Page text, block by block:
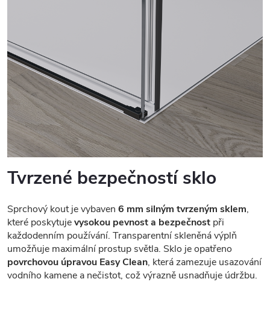
Tvrzené bezpečností sklo
Sprchový kout je vybaven 6 mm silným tvrzeným sklem,
které poskytujevysokou pevnost a bezpečnost při
každodenním používání. Transparentní skleněná výplň
umožňuje maximální prostup světla. Sklo je opatřeno
povrchovou úpravou Easy Clean, která zamezuje usazování
vodního kamene a nečistot, což výrazně usnadňuje údržbu.